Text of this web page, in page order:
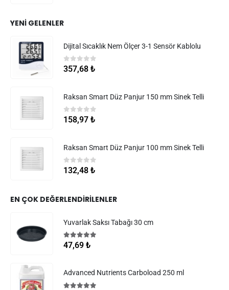
YENI GELENLER
Dijital Sıcaklık Nem Ölçer 3-1 Sensör Kablolu
05 üzerinden
357,68 ₺
Raksan Smart Düz Panjur 150 mm Sinek Telli
0 5 üzerinden
158,97 ₺
Raksan Smart Düz Panjur 100 mm Sinek Telli
05 üzerinden
132,48 ₺
EN ÇOK DEĞERLENDIRILENLER
Yuvarlak Saksı Tabağı 30 cm
5.005 üzerinden
47,69 ₺
Advanced Nutrients Carboload 250 ml